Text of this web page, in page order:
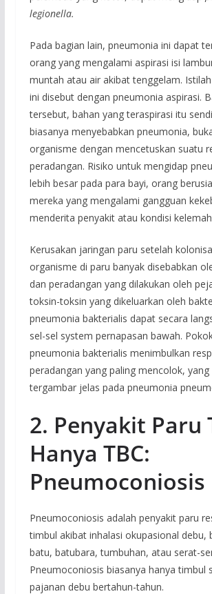
legionella.
Pada bagian lain, pneumonia ini dapat
orang yang mengalami aspirasi isi
muntah atau air akibat tenggelam.
ini disebut dengan pneumonia aspirasi.
tersebut, bahan yang teraspirasi itu
biasanya menyebabkan pneumonia,
organisme dengan mencetuskan suatu
peradangan. Risiko untuk mengidap
lebih besar pada para bayi, orang
mereka yang mengalami gangguan
menderita penyakit atau kondisi
Kerusakan jaringan paru setelah
organisme di paru banyak disebabkan
dan peradangan yang dilakukan oleh
toksin-toksin yang dikeluarkan oleh
pneumonia bakterialis dapat secara
sel-sel system pernapasan bawah.
pneumonia bakterialis menimbulkan
peradangan yang paling mencolok,
tergambar jelas pada pneumonia
2. Penyakit Paru
Hanya TBC:
Pneumoconiosis
Pneumoconiosis adalah penyakit paru
timbul akibat inhalasi okupasional debu,
batu, batubara, tumbuhan, atau serat-
Pneumoconiosis biasanya hanya timbul
pajanan debu bertahun-tahun.